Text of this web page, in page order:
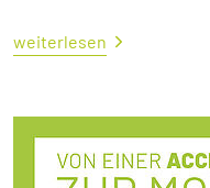
weiterlesen